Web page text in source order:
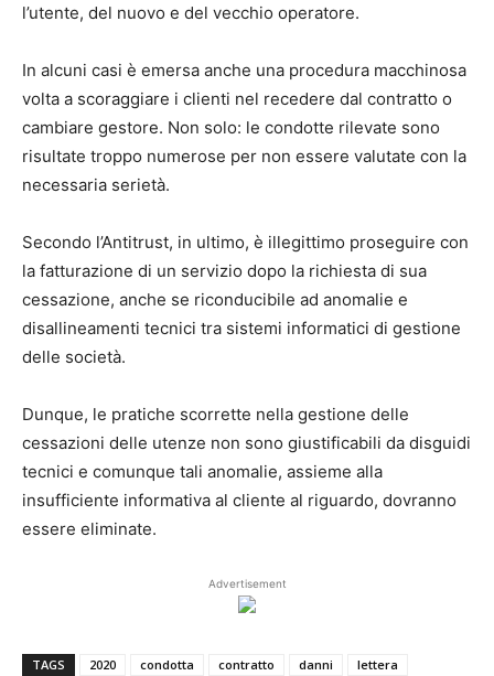
l’utente, del nuovo e del vecchio operatore.
In alcuni casi è emersa anche una procedura macchinosa
volta a scoraggiare i clienti nel recedere dal contratto o
cambiare gestore. Non solo: le condotte rilevate sono
risultate troppo numerose per non essere valutate con la
necessaria serietà.
Secondo l’Antitrust, in ultimo, è illegittimo proseguire con
la fatturazione di un servizio dopo la richiesta di sua
cessazione, anche se riconducibile ad anomalie e
disallineamenti tecnici tra sistemi informatici di gestione
delle società.
Dunque, le pratiche scorrette nella gestione delle
cessazioni delle utenze non sono giustificabili da disguidi
tecnici e comunque tali anomalie, assieme alla
insufficiente informativa al cliente al riguardo, dovranno
essere eliminate.
Advertisement
TAGS 2020 condotta contratto danni lettera